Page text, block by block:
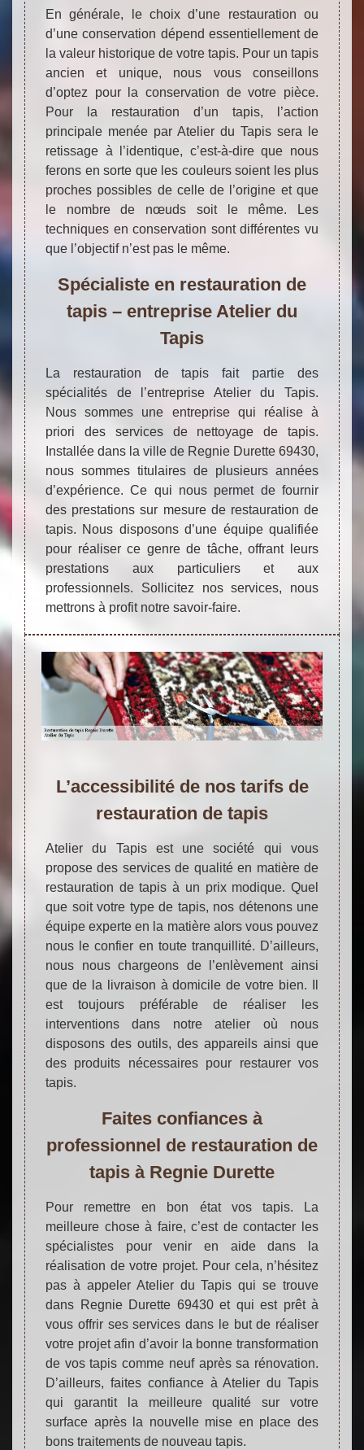
En générale, le choix d’une restauration ou
d’une conservation dépend essentiellement de
la valeur historique de votre tapis. Pour un tapis
ancien et unique, nous vous conseillons
d’optez pour la conservation de votre pièce.
Pour la restauration d’un tapis, l’action
principale menée par Atelier du Tapis sera le
retissage à l’identique, c’est-à-dire que nous
ferons en sorte que les couleurs soient les plus
proches possibles de celle de l’origine et que
le nombre de nœuds soit le même. Les
techniques en conservation sont différentes vu
que l’objectif n’est pas le même.
Spécialiste en restauration de
tapis – entreprise Atelier du
Tapis
La restauration de tapis fait partie des
spécialités de l’entreprise Atelier du Tapis.
Nous sommes une entreprise qui réalise à
priori des services de nettoyage de tapis.
Installée dans la ville de Regnie Durette 69430,
nous sommes titulaires de plusieurs années
d’expérience. Ce qui nous permet de fournir
des prestations sur mesure de restauration de
tapis. Nous disposons d’une équipe qualifiée
pour réaliser ce genre de tâche, offrant leurs
prestations aux particuliers et aux
professionnels. Sollicitez nos services, nous
mettrons à profit notre savoir-faire.
L’accessibilité de nos tarifs de
restauration de tapis
Atelier du Tapis est une société qui vous
propose des services de qualité en matière de
restauration de tapis à un prix modique. Quel
que soit votre type de tapis, nos détenons une
équipe experte en la matière alors vous pouvez
nous le confier en toute tranquillité. D’ailleurs,
nous nous chargeons de l’enlèvement ainsi
que de la livraison à domicile de votre bien. Il
est toujours préférable de réaliser les
interventions dans notre atelier où nous
disposons des outils, des appareils ainsi que
des produits nécessaires pour restaurer vos
tapis.
Faites confiances à
professionnel de restauration de
tapis à Regnie Durette
Pour remettre en bon état vos tapis. La
meilleure chose à faire, c’est de contacter les
spécialistes pour venir en aide dans la
réalisation de votre projet. Pour cela, n’hésitez
pas à appeler Atelier du Tapis qui se trouve
dans Regnie Durette 69430 et qui est prêt à
vous offrir ses services dans le but de réaliser
votre projet afin d’avoir la bonne transformation
de vos tapis comme neuf après sa rénovation.
D’ailleurs, faites confiance à Atelier du Tapis
qui garantit la meilleure qualité sur votre
surface après la nouvelle mise en place des
bons traitements de nouveau tapis.